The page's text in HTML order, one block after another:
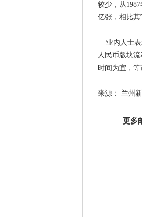
较少，从
亿张，相比其
业内人士表
人民币版块
时间为宜，
来源： 兰州
更多